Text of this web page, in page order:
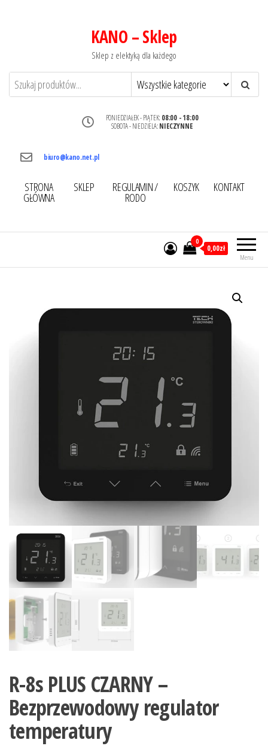
KANO – Sklep
Sklep z elektyką dla każdego
PONIEDZIAŁEK - PIĄTEK: 08:00 - 18:00
SOBOTA - NIEDZIELA:NIECZYNNE
biuro@kano.net.pl
STRONA
GŁÓWNA
SKLEP REGULAMIN /
RODO
KOSZYK KONTAKT
Menu
0
0,00zł
R-8s PLUS CZARNY –
Bezprzewodowy regulator
temperatury